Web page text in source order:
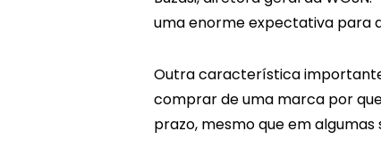
uma enorme expectativa para
Outra característica importante
comprar de uma marca por
prazo, mesmo que em